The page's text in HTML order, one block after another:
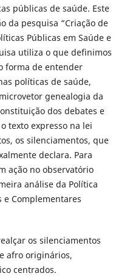
públicas de saúde. Este
da pesquisa “Criação de
Públicas em Saúde e
utiliza o que definimos
forma de entender
políticas de saúde,
genealogia da
dos debates e
texto expresso na lei
os silenciamentos, que
declara. Para
ação no observatório
análise da Política
e Complementares
os silenciamentos
afro originários,
centrados.